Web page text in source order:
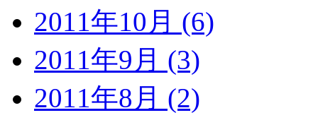
2011年10月 (6)
2011年9月 (3)
2011年8月 (2)